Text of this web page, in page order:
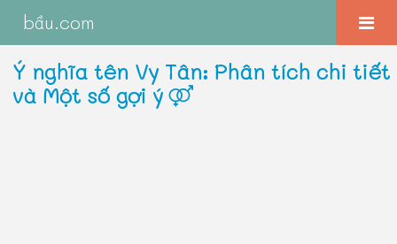
bầu.com
Ý nghĩa tên Vy Tân: Phân tích chi tiết
và Một số gợi ý